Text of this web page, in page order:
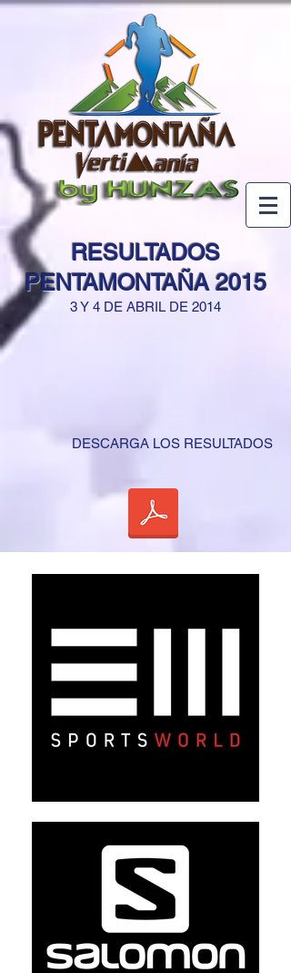
RESULTADOS
PENTAMONTAÑA 2015
3 Y 4 DE ABRIL DE 2014
DESCARGA LOS RESULTADOS